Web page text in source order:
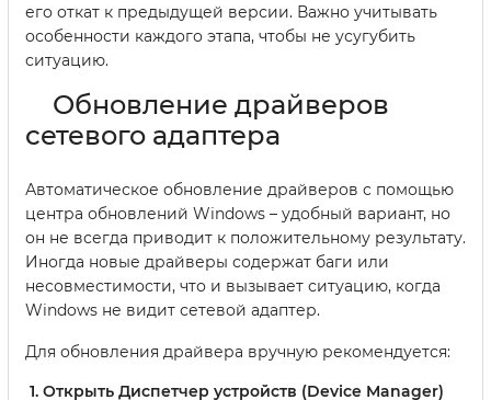
его откат к предыдущей версии. Важно учитывать
особенности каждого этапа, чтобы не усугубить
ситуацию.
Обновление драйверов
сетевого адаптера
Автоматическое обновление драйверов с помощью
центра обновлений Windows – удобный вариант, но
он не всегда приводит к положительному результату.
Иногда новые драйверы содержат баги или
несовместимости, что и вызывает ситуацию, когда
Windows не видит сетевой адаптер.
Для обновления драйвера вручную рекомендуется:
Открыть Диспетчер устройств (Device Manager)